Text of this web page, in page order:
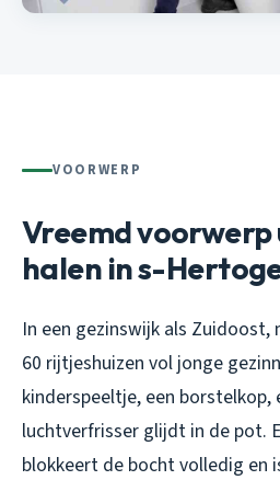
VOORWERP
Vreemd voorwerp
halen in s-
In een gezinswijk als Zuidoost,
60 rijtjeshuizen vol jonge
kinderspeeltje, een
luchtverfrisser glijdt in de pot.
blokkeert de bocht volledig en